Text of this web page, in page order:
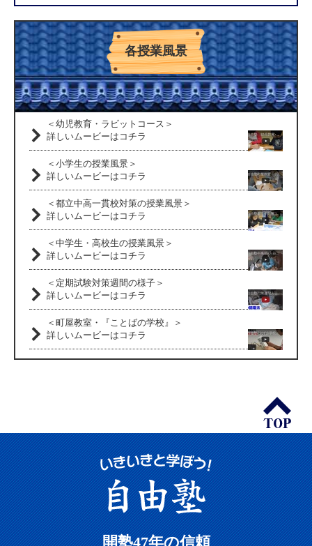
各授業風景
＜幼児教育・ラビットコース＞
詳しいムービーはコチラ
＜小学生の授業風景＞
詳しいムービーはコチラ
＜都立中高一貫校対策の授業風景＞
詳しいムービーはコチラ
＜中学生・高校生の授業風景＞
詳しいムービーはコチラ
＜定期試験対策週間の様子＞
詳しいムービーはコチラ
＜町屋教室・『ことばの学校』＞
詳しいムービーはコチラ
開塾47年の信頼